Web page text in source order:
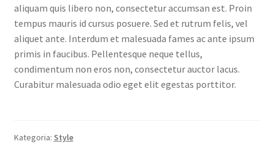
aliquam quis libero non, consectetur accumsan est. Proin
tempus mauris id cursus posuere. Sed et rutrum felis, vel
aliquet ante. Interdum et malesuada fames ac ante ipsum
primis in faucibus. Pellentesque neque tellus,
condimentum non eros non, consectetur auctor lacus.
Curabitur malesuada odio eget elit egestas porttitor.
Kategoria: Style